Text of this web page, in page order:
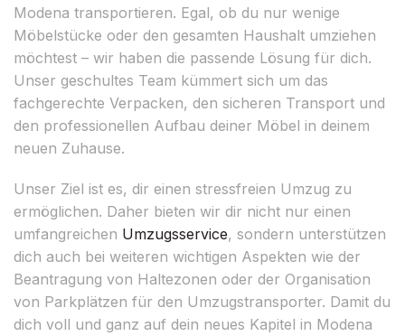
Modena transportieren. Egal, ob du nur wenige
Möbelstücke oder den gesamten Haushalt umziehen
möchtest – wir haben die passende Lösung für dich.
Unser geschultes Team kümmert sich um das
fachgerechte Verpacken, den sicheren Transport und
den professionellen Aufbau deiner Möbel in deinem
neuen Zuhause.
Unser Ziel ist es, dir einen stressfreien Umzug zu
ermöglichen. Daher bieten wir dir nicht nur einen
umfangreichen Umzugsservice, sondern unterstützen
dich auch bei weiteren wichtigen Aspekten wie der
Beantragung von Haltezonen oder der Organisation
von Parkplätzen für den Umzugstransporter. Damit du
dich voll und ganz auf dein neues Kapitel in Modena